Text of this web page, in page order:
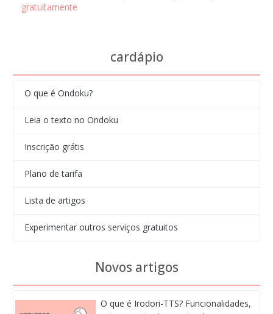
gratuitamente
cardápio
O que é Ondoku?
Leia o texto no Ondoku
Inscrição grátis
Plano de tarifa
Lista de artigos
Experimentar outros serviços gratuitos
Novos artigos
O que é Irodori-TTS? Funcionalidades,